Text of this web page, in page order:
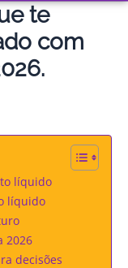
te
com
líquido
líquido
2026
decisões